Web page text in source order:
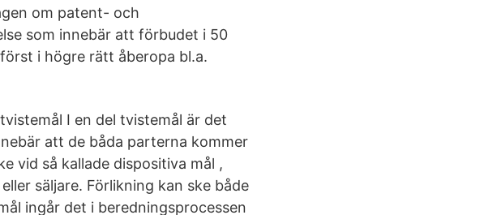
om patent- och
som innebär att förbudet i 50
i högre rätt åberopa bl.a.
I en del tvistemål är det
att de båda parterna kommer
vid så kallade dispositiva mål ,
säljare. Förlikning kan ske både
ingår det i beredningsprocessen